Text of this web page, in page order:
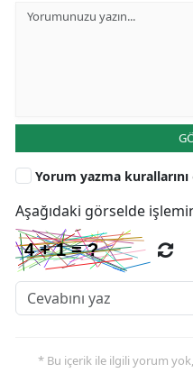
Yorum yazma kurallarını
Aşağıdaki görselde
* Bu içerik ile ilgili yorum